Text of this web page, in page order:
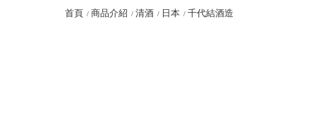
首頁 商品介紹 清酒 日本 千代結酒造